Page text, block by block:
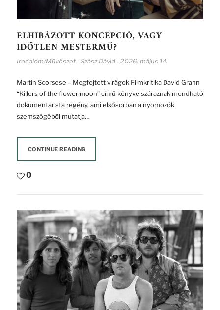
ELHIBÁZOTT KONCEPCIÓ, VAGY
IDŐTLEN MESTERMŰ?
Irodalom/Művészet - Szász Dávid - 2026. május 14.
Martin Scorsese – Megfojtott virágok Filmkritika David Grann
“Killers of the flower moon” című könyve száraznak mondható
dokumentarista regény, ami elsősorban a nyomozók
szemszögéből mutatja…
CONTINUE READING
0